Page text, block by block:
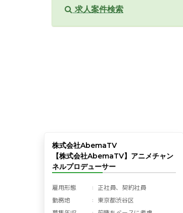
求人案件検索
株式会社AbemaTV
【株式会社AbemaTV】アニメチャン
ネルプロデューサー
雇用形態
正社員、契約社員
勤務地
東京都渋谷区